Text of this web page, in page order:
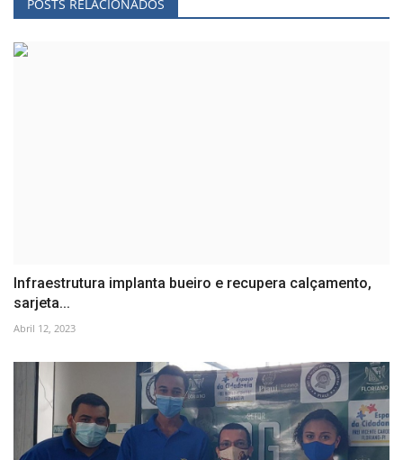
POSTS RELACIONADOS
Infraestrutura implanta bueiro e recupera calçamento,
sarjeta...
Abril 12, 2023